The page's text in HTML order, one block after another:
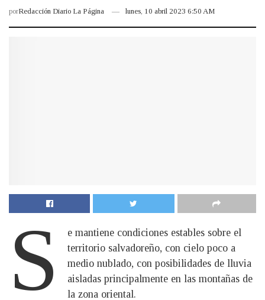
porRedacción Diario La Página lunes, 10 abril 2023 6:50 AM
s
e mantiene condiciones estables sobre el
territorio salvadoreño, con cielo poco a
medio nublado, con posibilidades de lluvia
aisladas principalmente en las montañas de
la zona oriental.